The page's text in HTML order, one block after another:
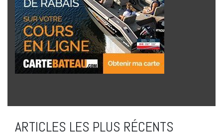
ARTICLES LES PLUS RÉCENTS